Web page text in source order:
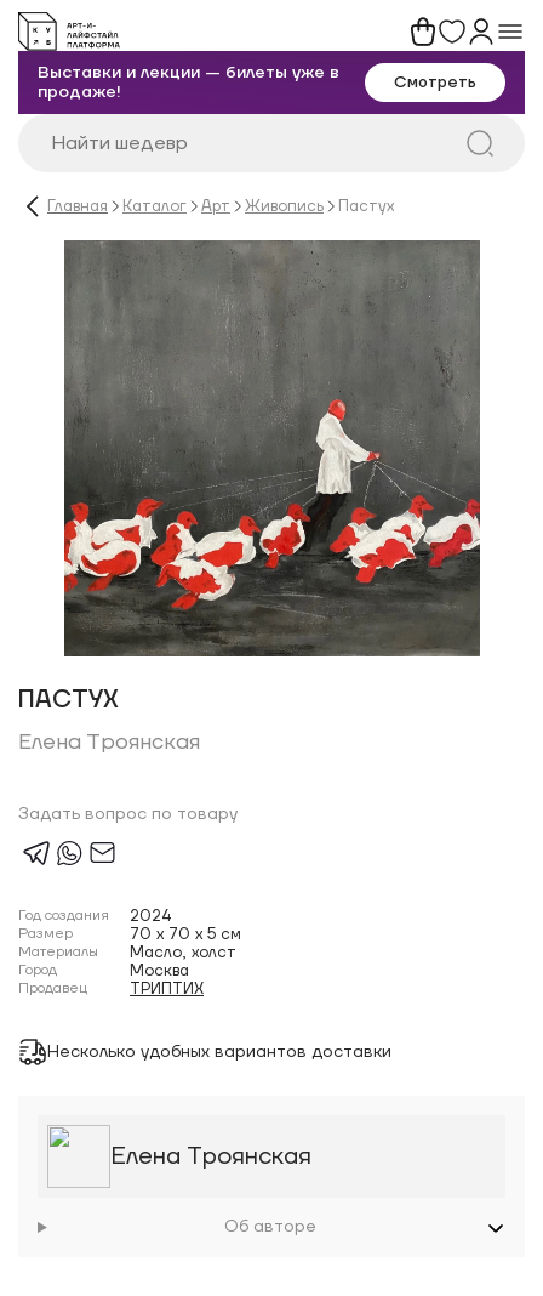
Выставки и лекции — билеты уже в
продаже!
Смотреть
Главная Каталог Арт Живопись Пастух
ПАСТУХ
Елена Троянская
Задать вопрос по товару
Год создания 2024
Размер 70 x 70 x 5 см
Материалы Масло, холст
Город Москва
Продавец ТРИПТИХ
Несколько удобных вариантов доставки
Елена Троянская
Об авторе